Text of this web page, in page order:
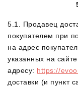
5.1. Продавец
покупателем при
на адрес
указанных на
адресу: https://
доставки (и пункт